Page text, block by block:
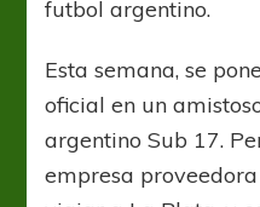
futbol argentino.
Esta semana, se
oficial en un
argentino Sub 17.
empresa